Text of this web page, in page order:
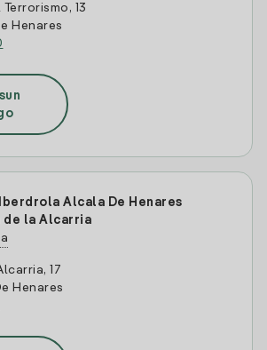
13
Henares
Alcala De Henares
de la Alcarria
17
Henares